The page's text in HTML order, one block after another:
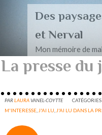
Des
et Nerval
Mon mémoire de
La presse du
PARLAURAVANEL-COYTTE
M'INTERESSE J'AI LU J'AI LU DANS LA